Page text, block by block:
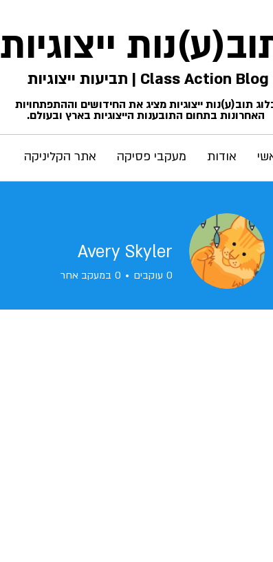
ייצוגיות
Class Action Blog | תביעות ייצוגיות
תוב(ע)נות ייצוגיות מציג את החידושים וההתפתחויות
האחרונות בתחום התובענות הייצוגיות בארץ ובעולם.
אודות מעקבי פסיקה אתר הקליניקה
Avery Skyler
0 עוקבים 0 במעקב אחר